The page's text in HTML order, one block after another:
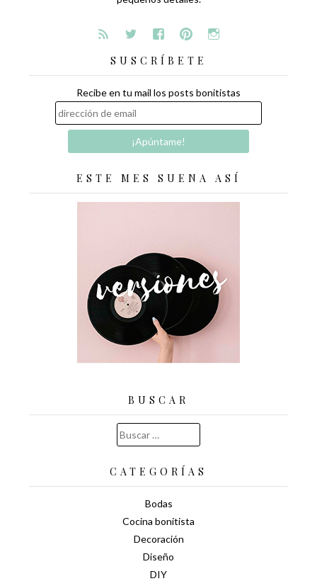
SUSCRÍBETE
Recibe en tu mail los posts bonitistas
ESTE MES SUENA ASÍ
BUSCAR
Buscar:
CATEGORÍAS
Bodas
Cocina bonitista
Decoración
Diseño
DIY